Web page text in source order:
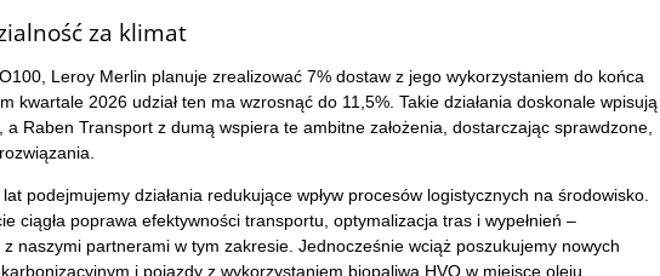
za klimat
Leroy Merlin planuje zrealizować 7% dostaw z jego wykorzystaniem do końca
kwartale 2026 udział ten ma wzrosnąć do 11,5%. Takie działania doskonale wpisują
Raben Transport z dumą wspiera te ambitne założenia, dostarczając sprawdzone,
podejmujemy działania redukujące wpływ procesów logistycznych na środowisko.
ciągła poprawa efektywności transportu, optymalizacja tras i wypełnień –
z naszymi partnerami w tym zakresie. Jednocześnie wciąż poszukujemy nowych
i pojazdy z wykorzystaniem biopaliwa HVO w miejsce oleju